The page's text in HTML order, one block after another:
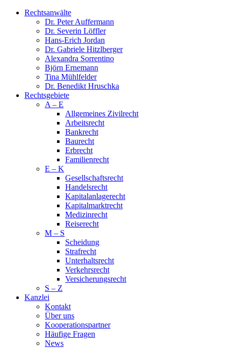
Rechtsanwälte
Dr. Peter Auffermann
Dr. Severin Löffler
Hans-Erich Jordan
Dr. Gabriele Hitzlberger
Alexandra Sorrentino
Björn Ernemann
Tina Mühlfelder
Dr. Benedikt Hruschka
Rechtsgebiete
A – E
Allge­meines Zivil­recht
Arbeits­recht
Bankrecht
Bau­recht
Erb­recht
Familien­recht
E – K
Gesellschaftsrecht
Handelsrecht
Kapitalanlagerecht
Kapitalmarktrecht
Medi­zin­recht
Reise­recht
M – S
Schei­dung
Straf­recht
Unter­halts­recht
Ver­kehrs­recht
Versi­cher­ungs­recht
S – Z
Kanzlei
Kontakt
Über uns
Kooperationspartner
Häufige Fragen
News